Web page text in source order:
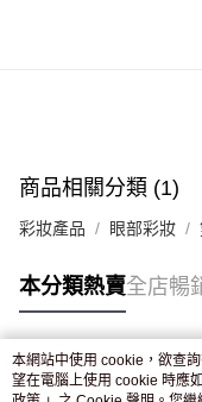
付款後門市自取，訂單
商品相關分類 (1)
彩妝產品 眼部彩妝
本分類熱賣全店暢
熱門標籤
本網站中使用 cookie，欲查
望在電腦上使用 cookie 時應